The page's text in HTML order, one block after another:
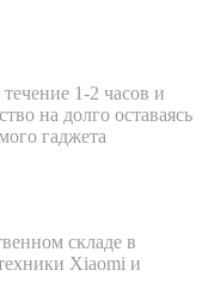
1-2 часов и
на долго оставаясь
гаджета
складе в
Xiaomi и